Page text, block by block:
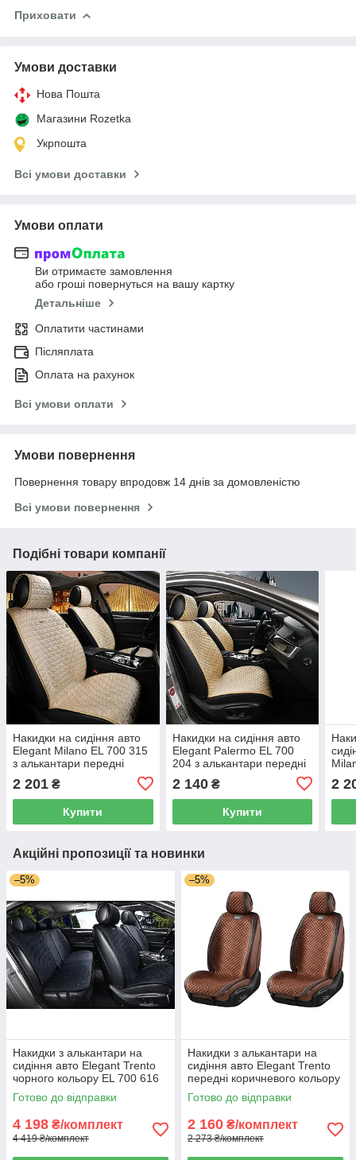
Приховати
Умови доставки
Нова Пошта
Магазини Rozetka
Укрпошта
Всі умови доставки
Умови оплати
Ви отримаєте замовлення
або гроші повернуться на вашу картку
Детальніше
Оплатити частинами
Післяплата
Оплата на рахунок
Всі умови оплати
Умови повернення
Повернення товару впродовж 14 днів за домовленістю
Всі умови повернення
Подібні товари компанії
Накидки на сидіння авто
Elegant Milano EL 700 315
з алькантари передні
2 201 ₴
Купити
Накидки на сидіння авто
Elegant Palermo EL 700
204 з алькантари передні
2 140₴
Купити
2
Акційні пропозиції та новинки
–5%
Накидки з алькантари на
сидіння авто Elegant Trento
чорного кольору EL 700 616
Готово до відправки
4 198 ₴/комплект
4 419 ₴/комплект
–5%
Накидки з алькантари на
сидіння авто Elegant Trento
передні коричневого кольору
EL 700 605
Готово до відправки
2 160 ₴/комплект
2 273 ₴/комплект